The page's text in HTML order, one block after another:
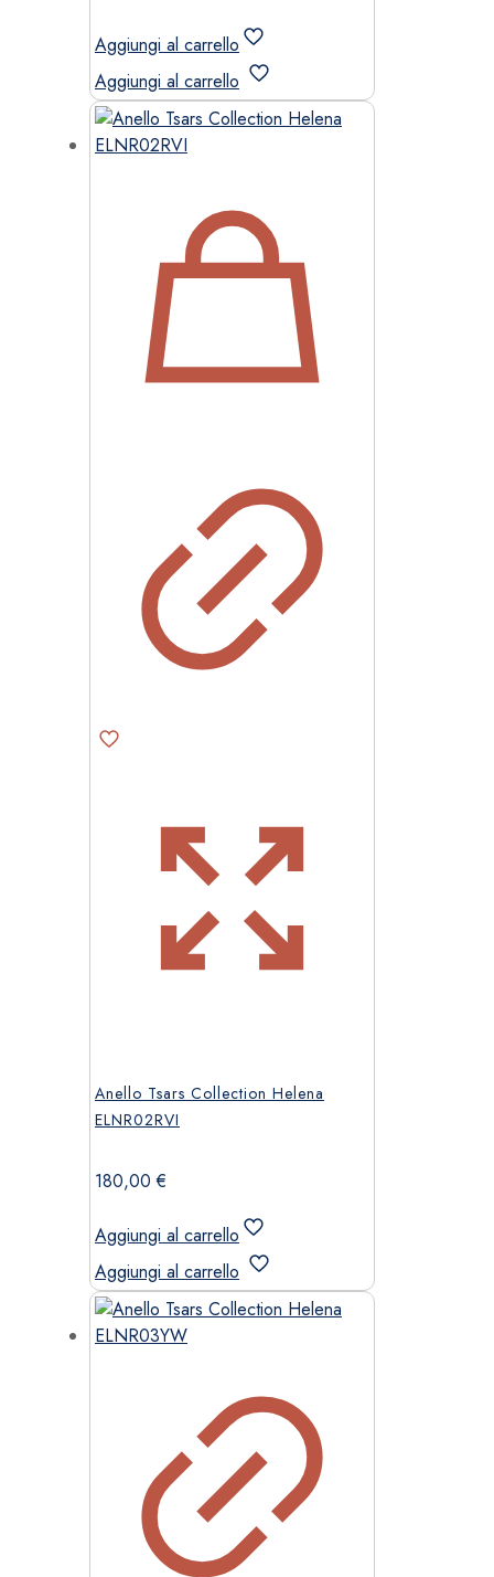
Aggiungi al carrello
Aggiungi al carrello
Anello Tsars Collection Helena
ELNR02RVI
180,00€
Aggiungi al carrello
Aggiungi al carrello